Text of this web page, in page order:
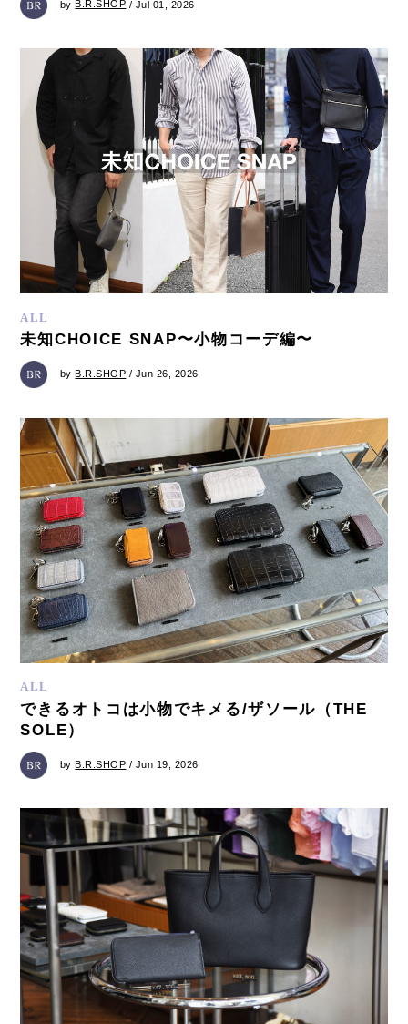
by B.R.SHOP / Jul 01, 2026
ALL
未知CHOICE SNAP〜小物コーデ編〜
byB.R.SHOP / Jun 26, 2026
ALL
できるオトコは小物でキメる/ザソール（THE
SOLE）
byB.R.SHOP / Jun 19, 2026